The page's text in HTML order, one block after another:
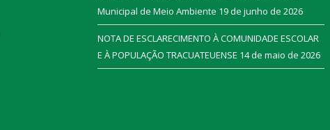
Municipal de Meio Ambiente 19 de junho de 2026
NOTA DE ESCLARECIMENTO À COMUNIDADE ESCOLAR
E À POPULAÇÃO TRACUATEUENSE 14 de maio de 2026